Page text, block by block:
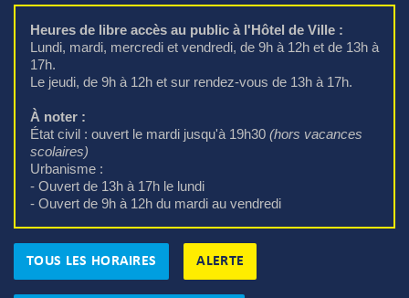
Heures de libre accès au public à l'Hôtel de Ville :
Lundi, mardi, mercredi et vendredi, de 9h à 12h et de 13h à
17h.
Le jeudi, de 9h à 12h et sur rendez-vous de 13h à 17h.
À noter :
État civil : ouvert le mardi jusqu'à 19h30 (hors vacances
scolaires)
Urbanisme :
- Ouvert de 13h à 17h le lundi
- Ouvert de 9h à 12h du mardi au vendredi
TOUS LES HORAIRES ALERTE